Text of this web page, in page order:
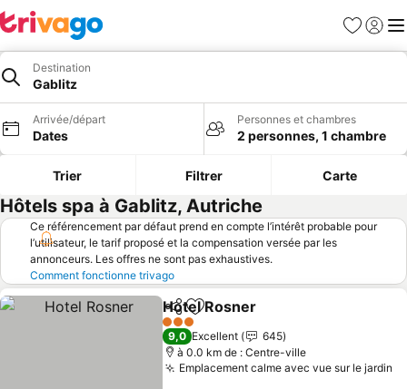
Favoris
Se
Destination
Gablitz
Arrivée/départ
Dates
Personnes et chambres
2 personnes, 1 chambre
Trier Filtrer Carte
Hôtels spa à Gablitz, Autriche
Ce référencement par défaut prend en compte l’intérêt probable pour
l’utilisateur, le tarif proposé et la compensation versée par les
annonceurs. Les offres ne sont pas exhaustives.
Comment fonctionne trivago
PartagerAjouter à mes favoris
Hotel Rosner
3 Étoiles
9,0 Excellent
645
à 0.0 km de : Centre-ville
Emplacement calme avec vue sur le jardin